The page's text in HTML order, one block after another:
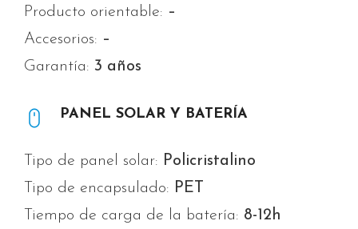
Producto orientable: –
Accesorios: –
Garantía: 3 años
PANEL SOLAR Y BATERÍA
Tipo de panel solar: Policristalino
Tipo de encapsulado: PET
Tiempo de carga de la batería: 8-12h